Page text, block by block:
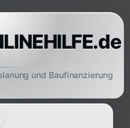
und Baufinanzierung